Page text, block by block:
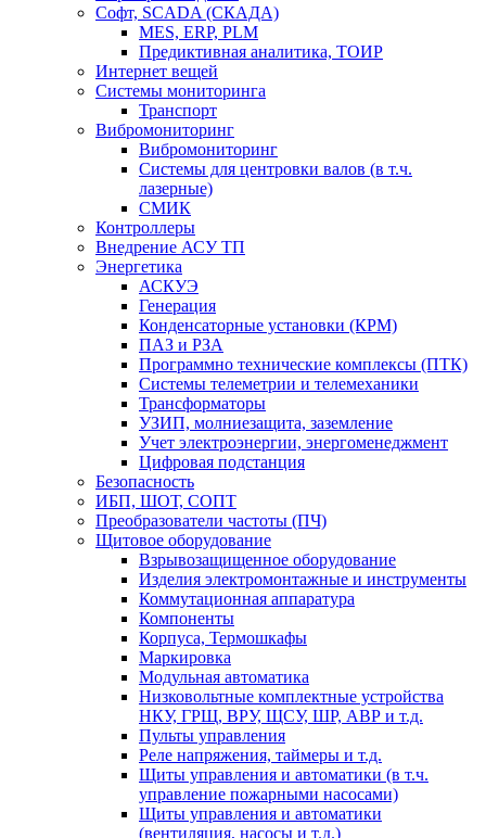
Софт, SCADA (СКАДА)
MES, ERP, PLM
Предиктивная аналитика, ТОИР
Интернет вещей
Системы мониторинга
Транспорт
Вибромониторинг
Вибромониторинг
Системы для центровки валов (в т.ч.
лазерные)
СМИК
Контроллеры
Внедрение АСУ ТП
Энергетика
АСКУЭ
Генерация
Конденсаторные установки (КРМ)
ПАЗ и РЗА
Программно технические комплексы (ПТК)
Системы телеметрии и телемеханики
Трансформаторы
УЗИП, молниезащита, заземление
Учет электроэнергии, энергоменеджмент
Цифровая подстанция
Безопасность
ИБП, ШОТ, СОПТ
Преобразователи частоты (ПЧ)
Щитовое оборудование
Взрывозащищенное оборудование
Изделия электромонтажные и инструменты
Коммутационная аппаратура
Компоненты
Корпуса, Термошкафы
Маркировка
Модульная автоматика
Низковольтные комплектные устройства
НКУ, ГРЩ, ВРУ, ЩСУ, ШР, АВР и т.д.
Пульты управления
Реле напряжения, таймеры и т.д.
Щиты управления и автоматики (в т.ч.
управление пожарными насосами)
Щиты управления и автоматики
(вентиляция, насосы и т.д.)